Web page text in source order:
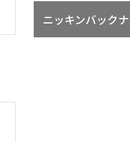
ニッキンバック